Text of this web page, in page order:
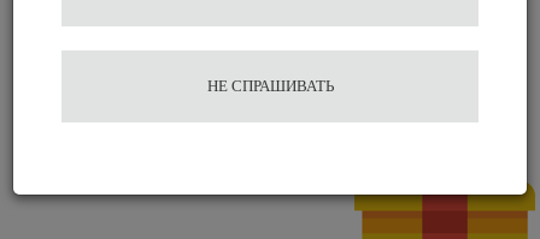
Кофемолка Lelit Steve
PM20-4Q20НЕ СПРАШИВАТЬ